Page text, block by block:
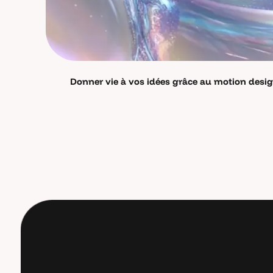
Donner vie à vos idées grâce au motion